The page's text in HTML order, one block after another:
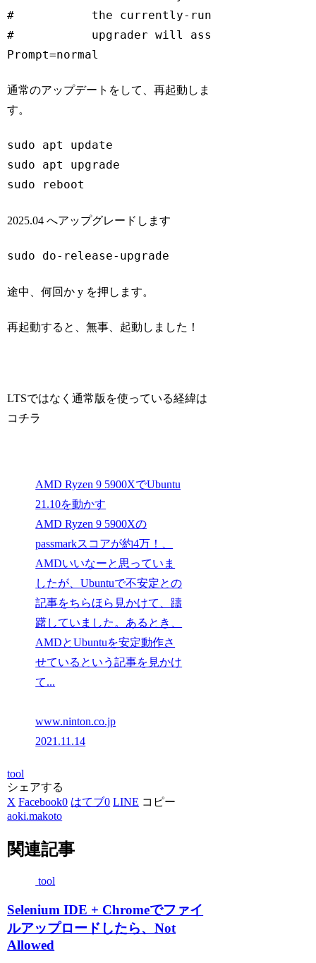
#           the currently-running release is
#           upgrader will assume prompt was
通常のアップデートをして、再起動しま
す。
sudo apt update
sudo apt upgrade
sudo reboot
2025.04 へアップグレードします
sudo do-release-upgrade
途中、何回か y を押します。
再起動すると、無事、起動しました！
LTSではなく通常版を使っている経緯は
コチラ
AMD Ryzen 9 5900XでUbuntu
21.10を動かす
AMD Ryzen 9 5900Xの
passmarkスコアが約4万！、
AMDいいなーと思っていま
したが、Ubuntuで不安定との
記事をちらほら見かけて、躊
躇していました。あるとき、
AMDとUbuntuを安定動作さ
せているという記事を見かけ
て...
www.ninton.co.jp
2021.11.14
tool
シェアする
X Facebook0 はてブ0 LINE コピー
aoki.makoto
関連記事
tool
Selenium IDE + Chromeでファイ
ルアップロードしたら、Not
Allowed